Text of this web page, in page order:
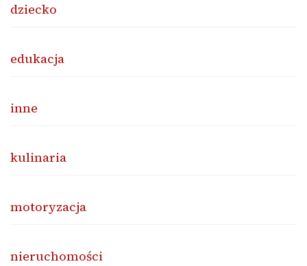
dziecko
edukacja
inne
kulinaria
motoryzacja
nieruchomości